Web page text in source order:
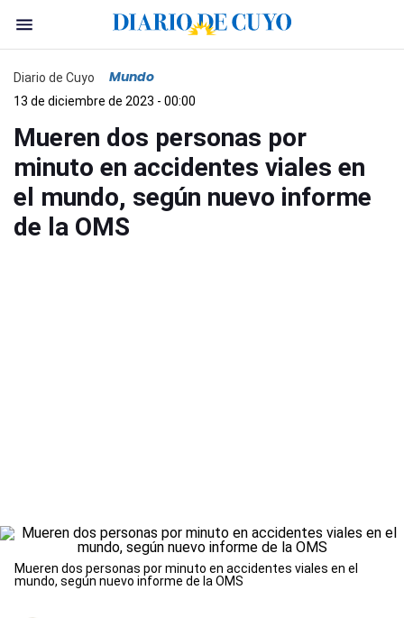
Diario de Cuyo Mundo
13 de diciembre de 2023 - 00:00
Mueren dos personas por
minuto en accidentes viales en
el mundo, según nuevo informe
de la OMS
Mueren dos personas por minuto en accidentes viales en el
mundo, según nuevo informe de la OMS